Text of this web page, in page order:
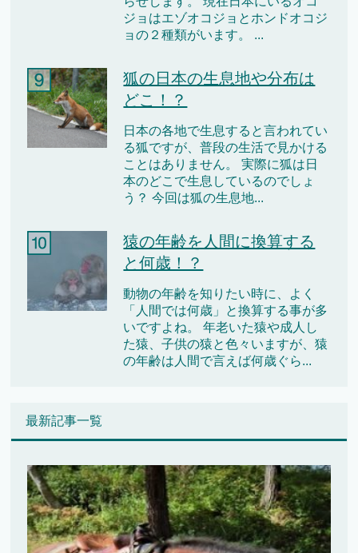
ジョはエゾオコジョとホンドオコジ
ョの２種類がいます。 ...
狐の日本の生息地や分布は
どこ！？
日本の各地で生息すると言われてい
る狐ですが、普段の生活で見かける
ことはありません。 実際に狐は日
本のどこで生息しているのでしょ
う？ 今回は狐の生息地...
猿の年齢を人間に換算する
と何歳！？
動物の年齢を知りたい時に、よく
「人間では何歳」と換算する事が多
いですよね。 年老いた猿や成人し
た猿、子供の猿と色々いますが、猿
の年齢は人間で言えば何歳ぐら...
最新記事一覧